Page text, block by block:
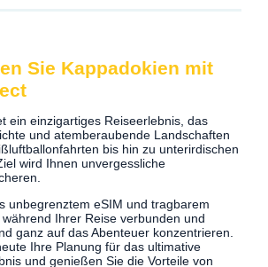
Sie Kappadokien mit
ein einzigartiges Reiseerlebnis, das
und atemberaubende Landschaften
bis hin zu unterirdischen
wird Ihnen unvergessliche
unbegrenztem eSIM und tragbarem
Ihrer Reise verbunden und
ganz auf das Abenteuer konzentrieren.
Ihre Planung für das ultimative
und genießen Sie die Vorteile von